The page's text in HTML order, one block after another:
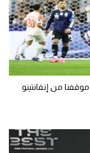
من إنفانتينو